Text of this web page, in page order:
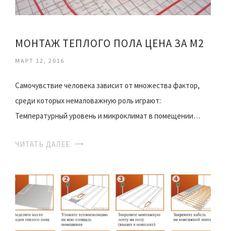
МОНТАЖ ТЕПЛОГО ПОЛА ЦЕНА ЗА М2
МАРТ 12, 2016
Самочувствие человека зависит от множества фактор,
среди которых немаловажную роль играют:
Температурный уровень и микроклимат в помещении…
ЧИТАТЬ ДАЛЕЕ